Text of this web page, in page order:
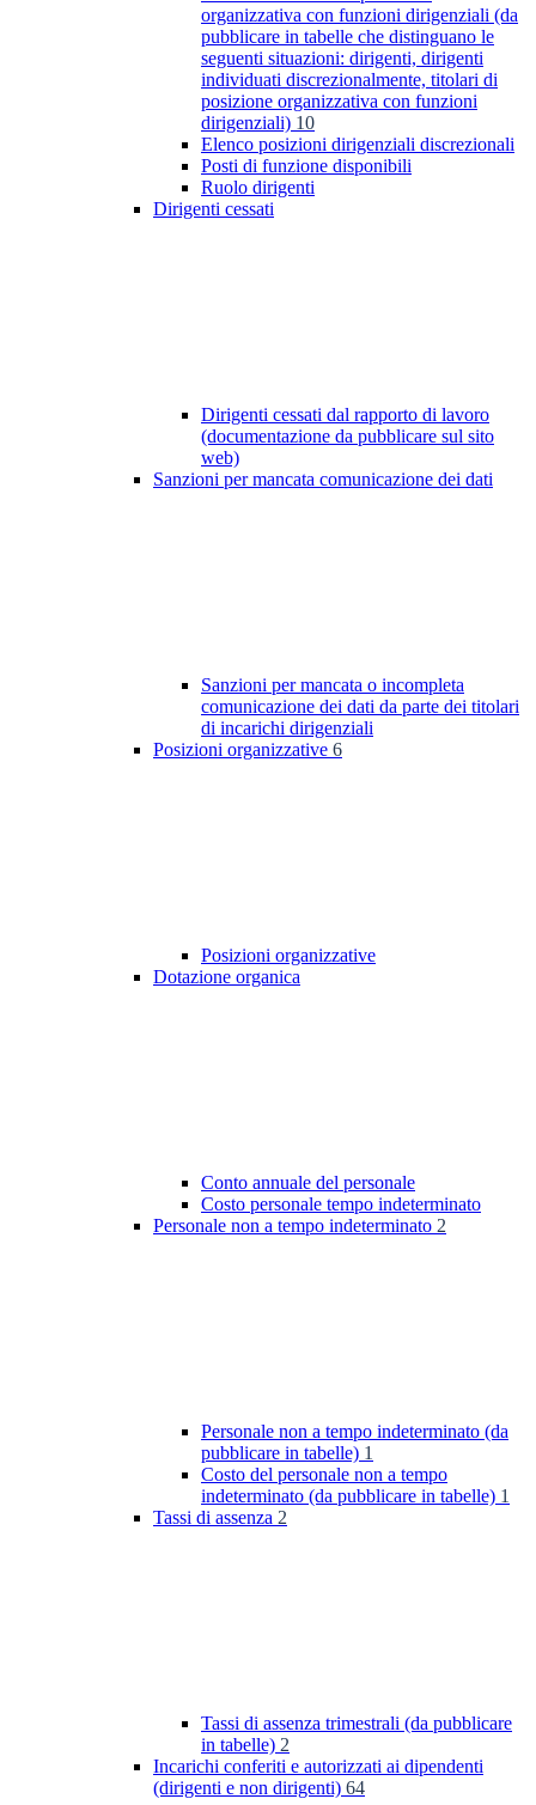
organizzativa con funzioni dirigenziali (da
pubblicare in tabelle che distinguano le
seguenti situazioni: dirigenti, dirigenti
individuati discrezionalmente, titolari di
posizione organizzativa con funzioni
dirigenziali) 10
Elenco posizioni dirigenziali discrezionali
Posti di funzione disponibili
Ruolo dirigenti
Dirigenti cessati
Dirigenti cessati dal rapporto di lavoro
(documentazione da pubblicare sul sito
web)
Sanzioni per mancata comunicazione dei dati
Sanzioni per mancata o incompleta
comunicazione dei dati da parte dei titolari
di incarichi dirigenziali
Posizioni organizzative 6
Posizioni organizzative
Dotazione organica
Conto annuale del personale
Costo personale tempo indeterminato
Personale non a tempo indeterminato 2
Personale non a tempo indeterminato (da
pubblicare in tabelle) 1
Costo del personale non a tempo
indeterminato (da pubblicare in tabelle) 1
Tassi di assenza 2
Tassi di assenza trimestrali (da pubblicare
in tabelle) 2
Incarichi conferiti e autorizzati ai dipendenti
(dirigenti e non dirigenti) 64